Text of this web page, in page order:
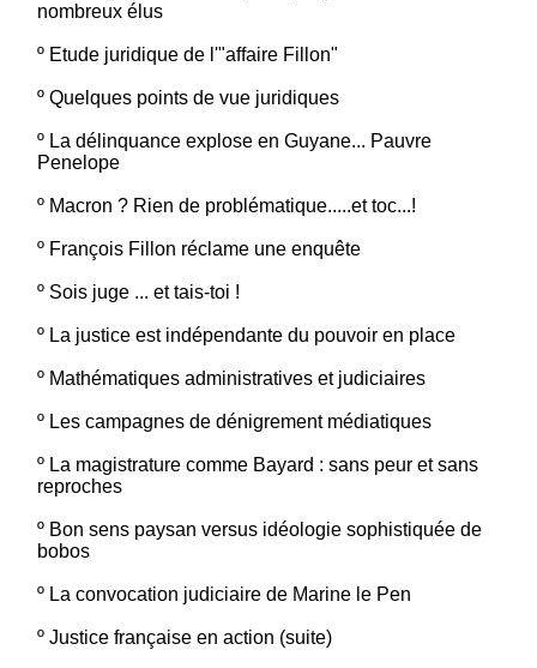
nombreux élus
º Etude juridique de l'"affaire Fillon"
º Quelques points de vue juridiques
º La délinquance explose en Guyane... Pauvre
Penelope
º Macron ? Rien de problématique.....et toc...!
º François Fillon réclame une enquête
º Sois juge ... et tais-toi !
º La justice est indépendante du pouvoir en place
º Mathématiques administratives et judiciaires
º Les campagnes de dénigrement médiatiques
º La magistrature comme Bayard : sans peur et sans
reproches
º Bon sens paysan versus idéologie sophistiquée de
bobos
º La convocation judiciaire de Marine le Pen
º Justice française en action (suite)